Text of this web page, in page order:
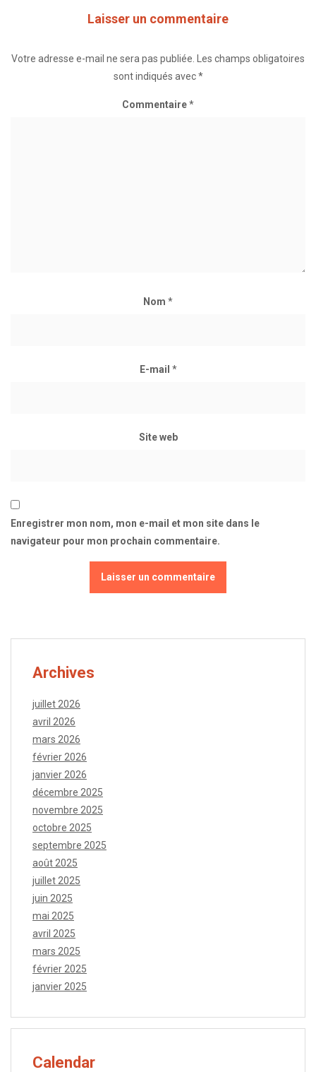
Laisser un commentaire
Votre adresse e-mail ne sera pas publiée.
Les champs obligatoires
sont indiqués avec*
Commentaire*
Nom *
E-mail *
Site web
Enregistrer mon nom, mon e-mail et mon site dans le
navigateur pour mon prochain commentaire.
Archives
juillet 2026
avril 2026
mars 2026
février 2026
janvier 2026
décembre 2025
novembre 2025
octobre 2025
septembre 2025
août 2025
juillet 2025
juin 2025
mai 2025
avril 2025
mars 2025
février 2025
janvier 2025
Calendar